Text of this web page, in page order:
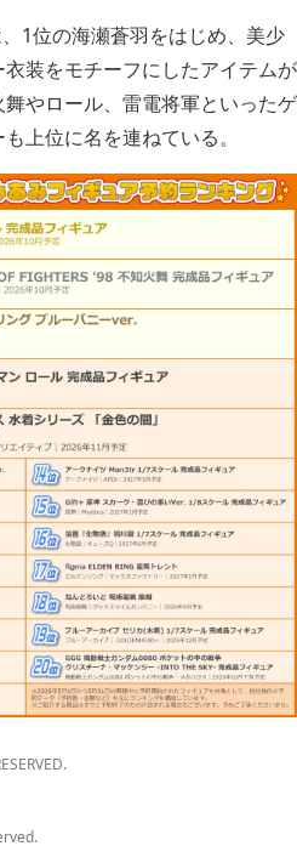
1位の海瀬蒼羽をはじめ、美少
装をモチーフにしたアイテムが
やロール、雷電将軍といったゲ
上位に名を連ねている。